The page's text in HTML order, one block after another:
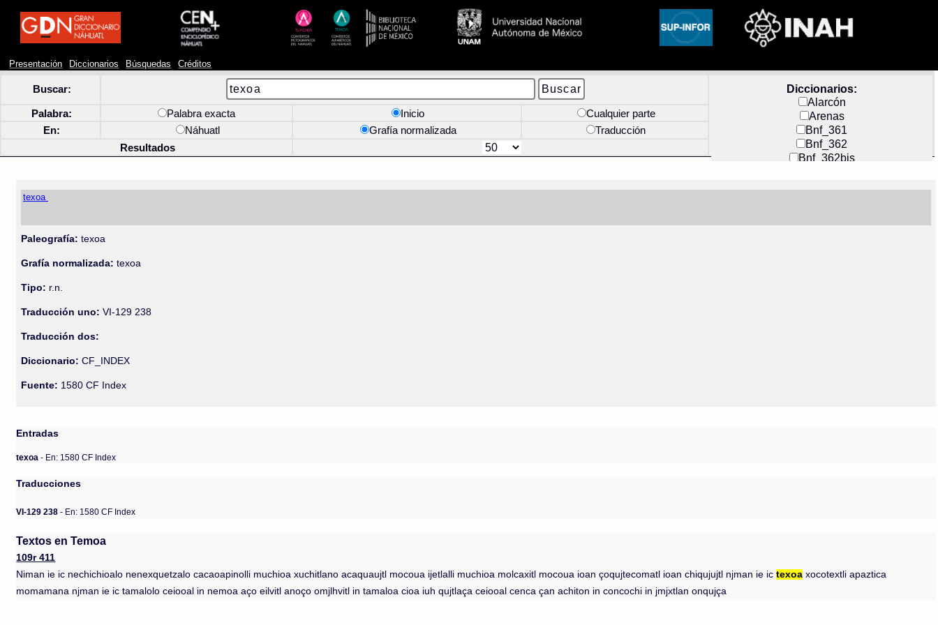
Presentación Diccionarios Búsquedas Créditos
Buscar:
Diccionarios:
Alarcón
Arenas
Bnf_361
Bnf_362
Bnf_362bis
Docs_México
Palabra: Palabra exacta Inicio
Cualquier parte
En:
Náhuatl Grafía normalizada
Traducción
Resultados
texoa
Paleografía: texoa
Grafía normalizada: texoa
Tipo: r.n.
Traducción uno: VI-129 238
Traducción dos:
Diccionario:CF_INDEX
Fuente: 1580 CF Index
Entradas
texoa- En: 1580 CF Index
Traducciones
VI-129 238 - En: 1580 CF Index
Textos en Temoa
109r 411
Niman ie ic nechichioalo nenexquetzalo cacaoapinolli muchioa xuchitlano acaquaujtl mocoua ijetlalli muchioa molcaxitl mocoua ioan çoqujtecomatl ioan chiqujujtl njman ie ictexoa xocotextli apaztica
momamana njman ie ic tamalolo ceiooal in nemoa aço eilvitl anoço omjlhvitl in tamaloa cioa iuh qujtlaça ceiooal cenca çan achiton in concochi in jmjxtlan onqujça